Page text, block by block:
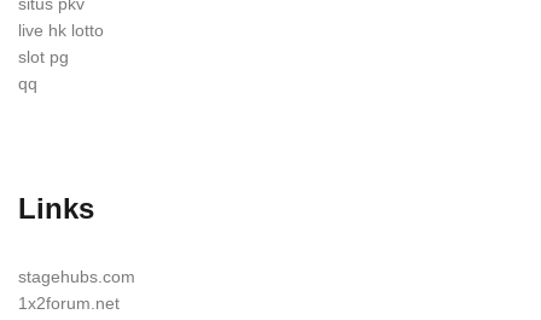
live hk lotto
slot pg
qq
Links
stagehubs.com
1x2forum.net